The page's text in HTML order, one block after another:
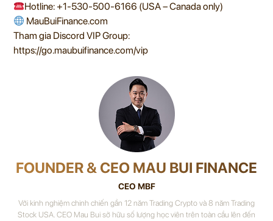
Hotline: +1-530-500-6166 (USA – Canada only)
MauBuiFinance.com
Tham gia Discord VIP Group:
https://go.maubuifinance.com/vip
FOUNDER & CEO MAU BUI FINANCE
CEO MBF
Với kinh nghiệm chinh chiến gần 12 năm Trading Crypto và 8 năm Trading
Stock USA. CEO Mau Bui sở hữu số lượng học viên trên toàn cầu lên đến